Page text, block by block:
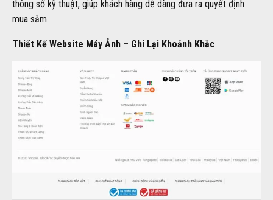
thông số kỹ thuật, giúp khách hàng dễ dàng đưa ra quyết định
mua sắm.
Thiết Kế Website Máy Ảnh – Ghi Lại Khoảnh Khắc